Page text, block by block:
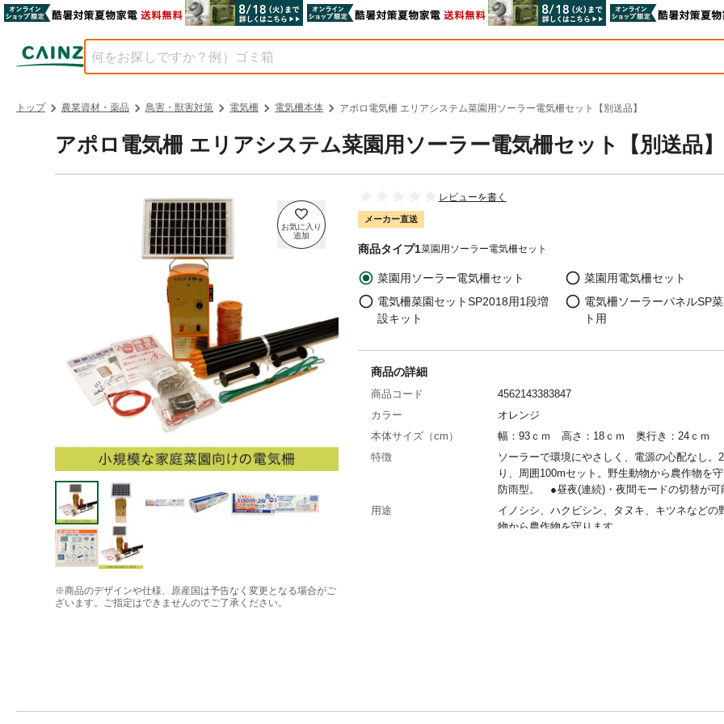
トップ 農業資材・薬品 鳥害・獣害対策 電気柵 電気柵本体 アポロ電気柵 エリアシステム菜園用ソーラー電気柵セット【別送品】
アポロ電気柵 エリアシステム菜園用ソーラー電気柵セット【別送品】
※商品のデザインや仕様、原産国は予告なく変更となる場合がご
ざいます。ご指定はできませんのでご了承ください。
レビューを書く
メーカー直送
商品タイプ1菜園用ソーラー電気柵セット
菜園用ソーラー電気柵セット
菜園用電気柵セット
電気柵菜園セットSP2018用1段増
設キット
電気柵ソーラーパネルSP
ト用
商品の詳細
商品コード
4562143383847
カラー
オレンジ
本体サイズ（cm）
幅：93ｃｍ 高さ：18ｃｍ 奥行き：24ｃｍ
特徴
ソーラーで環境にやさしく、電源の心配なし。
り、周囲100mセット。野生動物から農作物を
防雨型。 ●昼夜(連続)・夜間モードの切替が可
用途
イノシシ、ハクビシン、タヌキ、キツネなどの
物から農作物を守ります。
してください。